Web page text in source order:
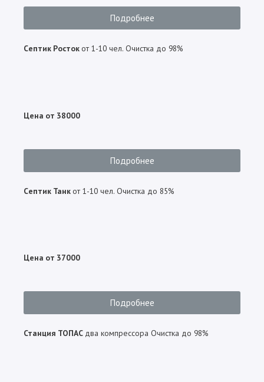
Подробнее
Септик Ростокот 1-10 чел. Очистка до 98%
Цена от 38000
Подробнее
Септик Танкот 1-10 чел. Очистка до 85%
Цена от 37000
Подробнее
Станция ТОПАС два компрессора Очистка до 98%